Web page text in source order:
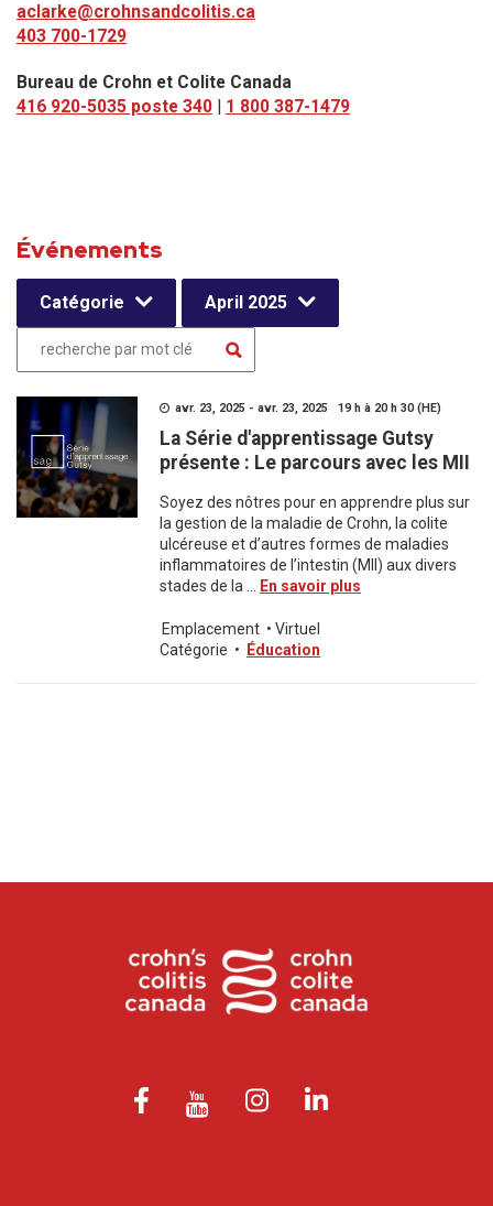
aclarke@crohnsandcolitis.ca
403 700-1729
Bureau de Crohn et Colite Canada
416 920-5035 poste 340 | 1 800 387-1479
Événements
Catégorie April 2025
avr. 23, 2025 - avr. 23, 2025 19 h à 20 h 30 (HE)
La Série d'apprentissage Gutsy
présente : Le parcours avec les MII
Soyez des nôtres pour en apprendre plus sur
la gestion de la maladie de Crohn, la colite
ulcéreuse et d’autres formes de maladies
inflammatoires de l’intestin (MII) aux divers
stades de la ...
En savoir plus
Emplacement • Virtuel
Catégorie • Éducation